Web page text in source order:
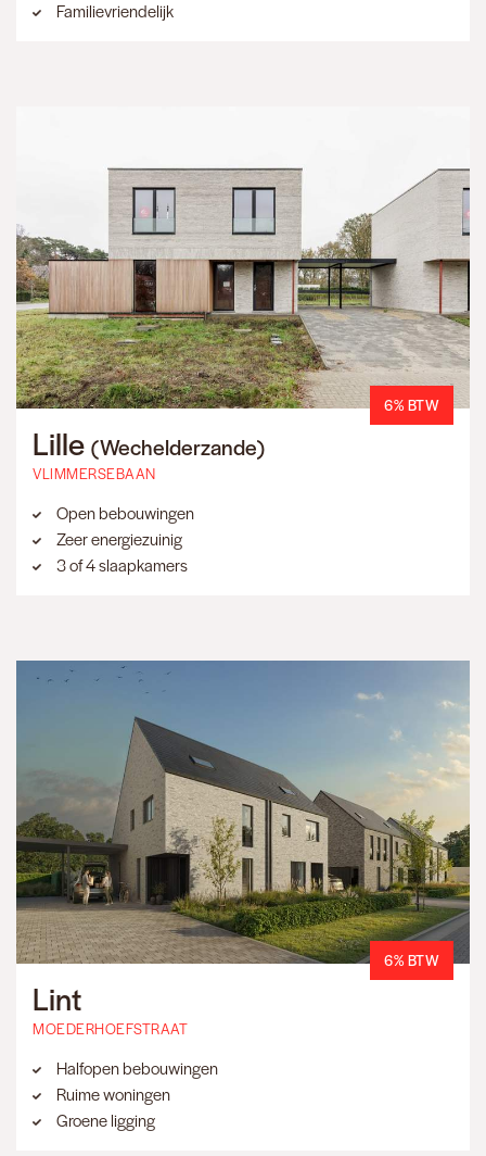
Familievriendelijk
6% BTW
Lille (Wechelderzande)
VLIMMERSEBAAN
Open bebouwingen
Zeer energiezuinig
3 of 4 slaapkamers
6% BTW
Lint
MOEDERHOEFSTRAAT
Halfopen bebouwingen
Ruime woningen
Groene ligging